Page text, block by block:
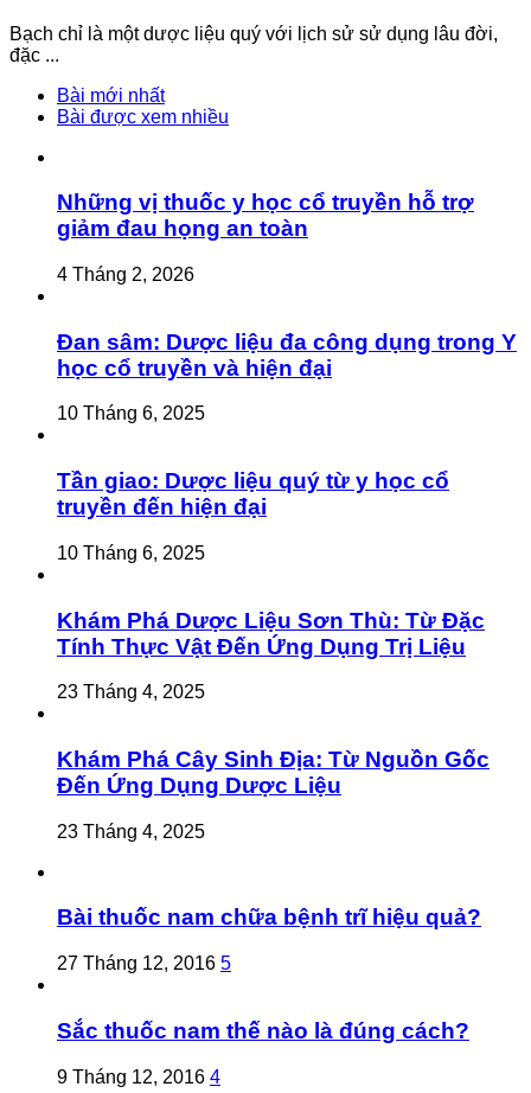
Bạch chỉ là một dược liệu quý với lịch sử sử dụng lâu đời,
đặc ...
Bài mới nhất
Bài được xem nhiều
Những vị thuốc y học cổ truyền hỗ trợ
giảm đau họng an toàn
4 Tháng 2, 2026
Đan sâm: Dược liệu đa công dụng trong Y
học cổ truyền và hiện đại
10 Tháng 6, 2025
Tần giao: Dược liệu quý từ y học cổ
truyền đến hiện đại
10 Tháng 6, 2025
Khám Phá Dược Liệu Sơn Thù: Từ Đặc
Tính Thực Vật Đến Ứng Dụng Trị Liệu
23 Tháng 4, 2025
Khám Phá Cây Sinh Địa: Từ Nguồn Gốc
Đến Ứng Dụng Dược Liệu
23 Tháng 4, 2025
Bài thuốc nam chữa bệnh trĩ hiệu quả?
27 Tháng 12, 2016 5
Sắc thuốc nam thế nào là đúng cách?
9 Tháng 12, 2016 4